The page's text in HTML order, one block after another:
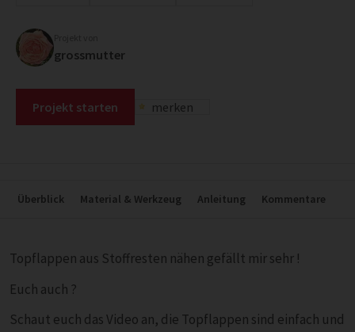
grossmutter
Projekt starten merken
Überblick Material & Werkzeug Anleitung Kommentare
Topflappen aus Stoffresten nähen gefällt mir sehr !
Euch auch ?
Schaut euch das Video an, die Topflappen sind einfach und